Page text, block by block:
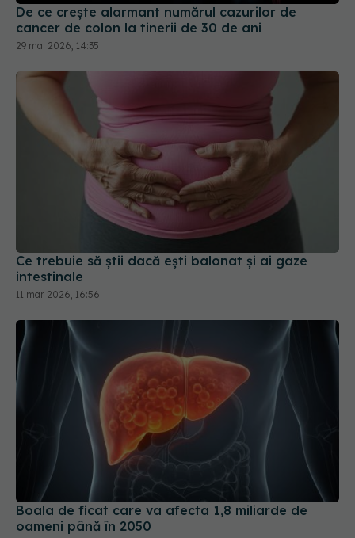
De ce crește alarmant numărul cazurilor de
cancer de colon la tinerii de 30 de ani
29 mai 2026, 14:35
Ce trebuie să știi dacă ești balonat și ai gaze
intestinale
11 mar 2026, 16:56
Boala de ficat care va afecta 1,8 miliarde de
oameni până în 2050